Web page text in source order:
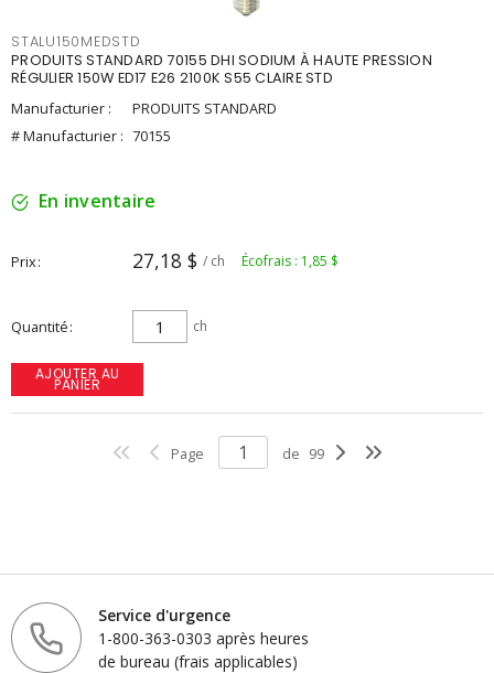
STALU150MEDSTD
PRODUITS STANDARD 70155 DHI SODIUM À HAUTE PRESSION
RÉGULIER 150W ED17 E26 2100K S55 CLAIRE STD
Manufacturier :
PRODUITS STANDARD
# Manufacturier : 70155
En inventaire
Prix 27,18 $ / ch Écofrais : 1,85 $
Quantité ch
AJOUTER AU
PANIER
Page de 99
Service d'urgence
1-800-363-0303 après heures
de bureau (frais applicables)